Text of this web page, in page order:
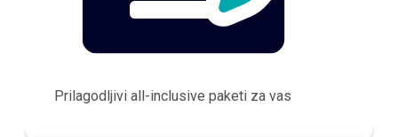
Prilagodljivi all-inclusive paketi za vas